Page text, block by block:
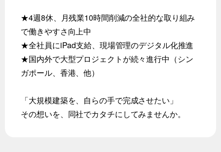
★4週8休、月残業10時間削減の全社的な取り組み
で働きやすさ向上中
★全社員にiPad支給、現場管理のデジタル化推進
★国内外で大型プロジェクトが続々進行中（シン
ガポール、香港、他）
「大規模建築を、自らの手で完成させたい」
その想いを、同社でカタチにしてみませんか。